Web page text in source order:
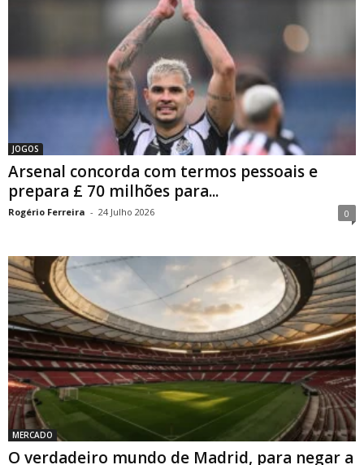
JOGOS
Arsenal concorda com termos pessoais e
prepara £ 70 milhões para...
Rogério Ferreira - 24 Julho 2026 0
MERCADO
O verdadeiro mundo de Madrid, para negar a